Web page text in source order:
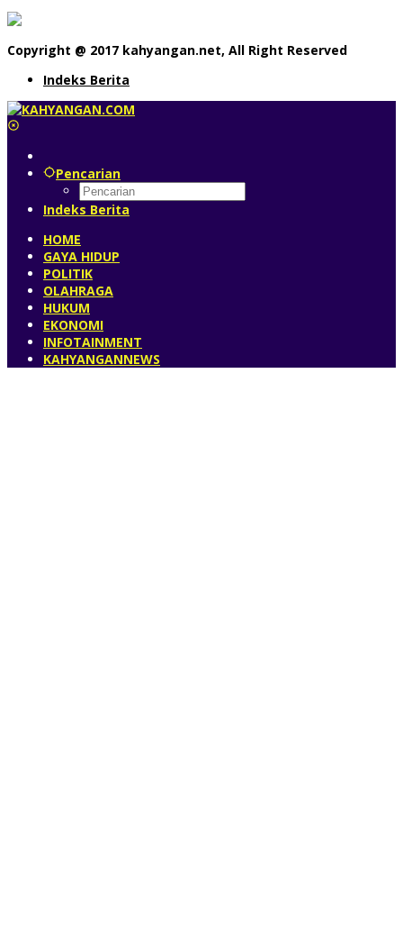
Copyright @ 2017 kahyangan.net, All Right Reserved
Indeks Berita
Pencarian
Indeks Berita
HOME
GAYA HIDUP
POLITIK
OLAHRAGA
HUKUM
EKONOMI
INFOTAINMENT
KAHYANGANNEWS